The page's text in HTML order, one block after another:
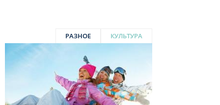
КУЛЬТУРА
РАЗНОЕ